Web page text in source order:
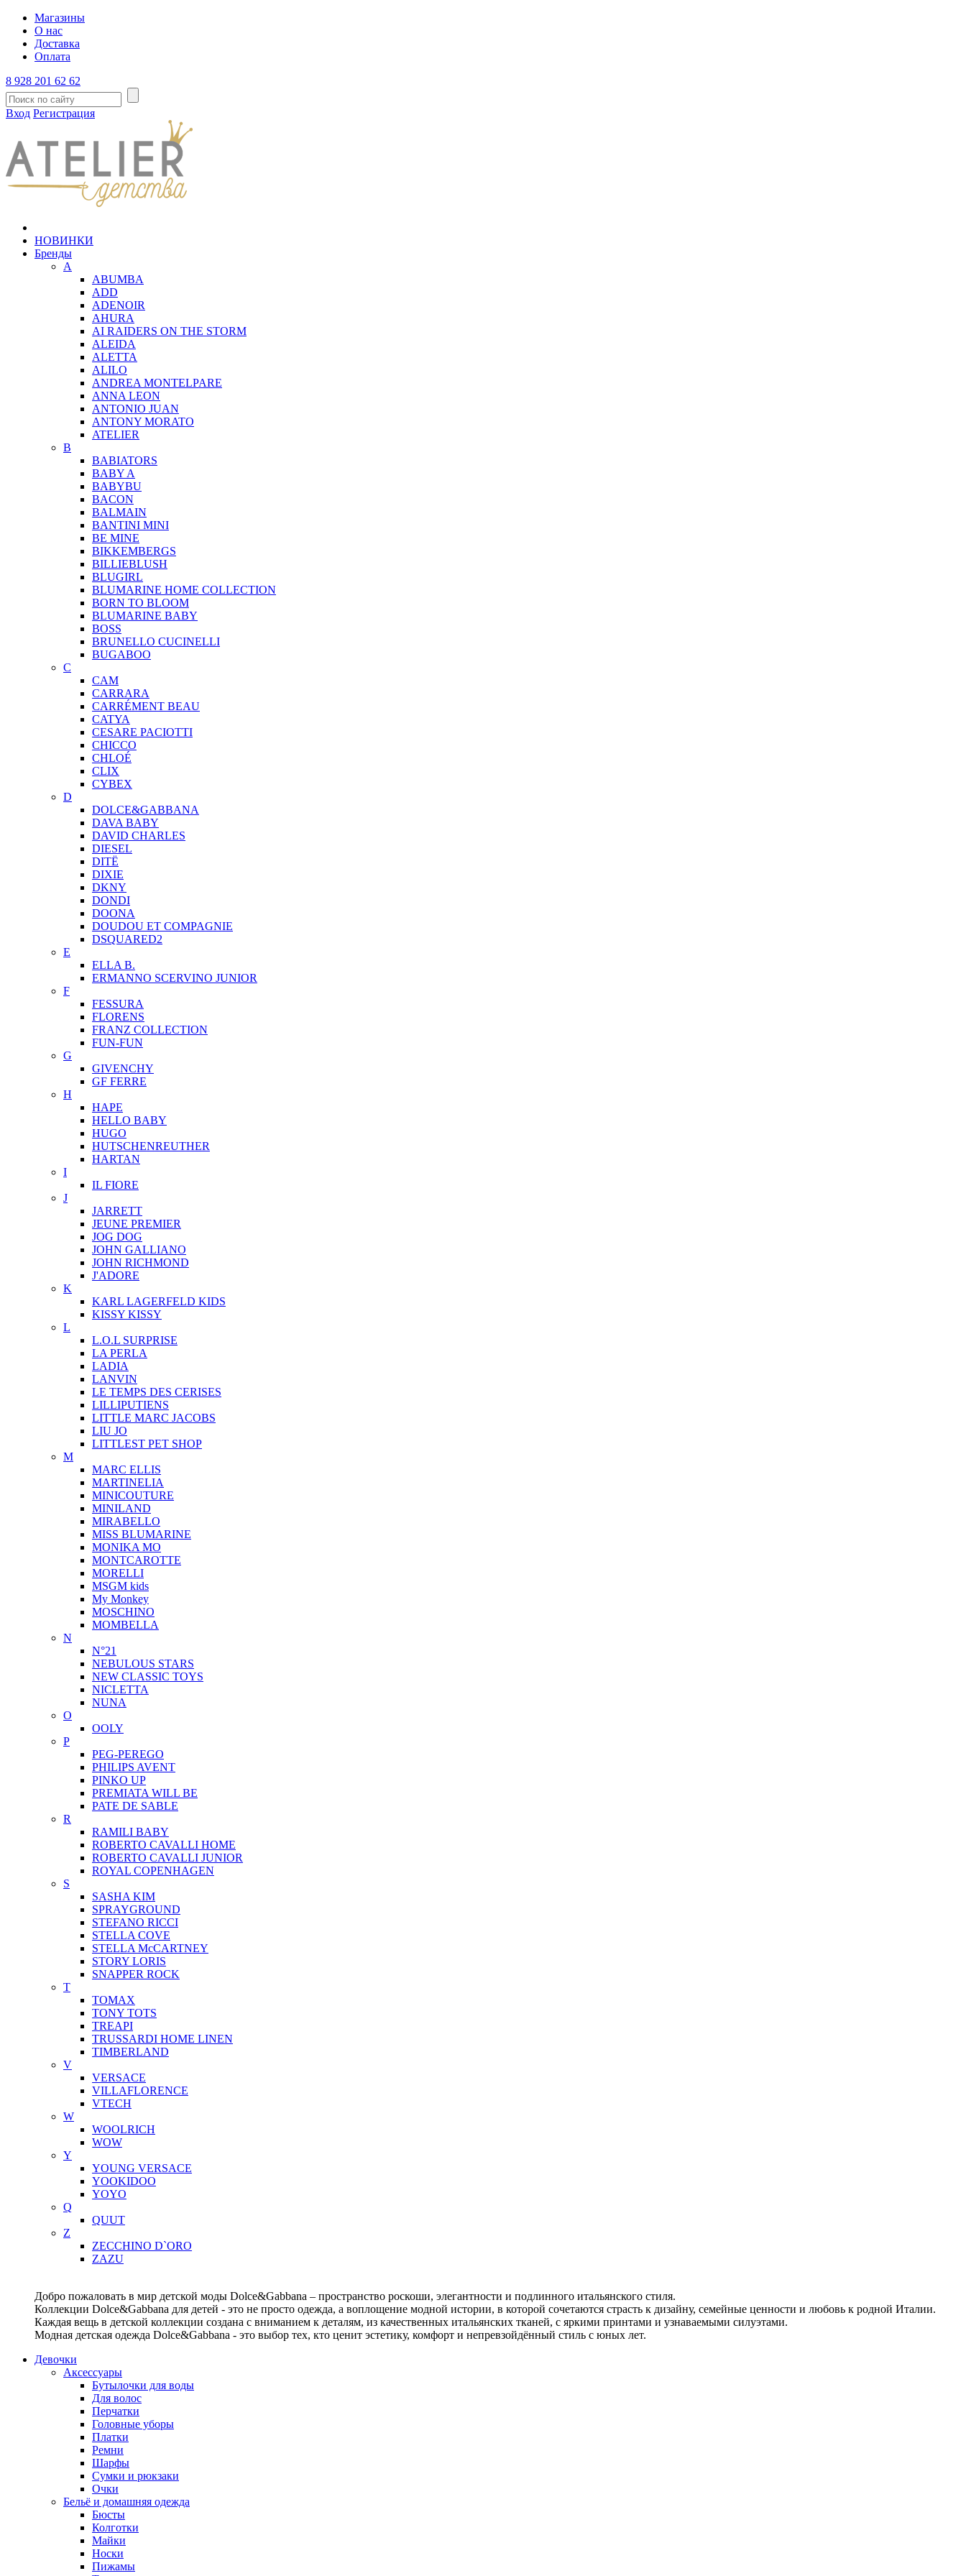
Магазины
О нас
Доставка
Оплата
8 928 201 62 62
Вход Регистрация
НОВИНКИ
Бренды
A
ABUMBA
ADD
ADENOIR
AHURA
AI RAIDERS ON THE STORM
ALEIDA
ALETTA
ALILO
ANDREA MONTELPARE
ANNA LEON
ANTONIO JUAN
ANTONY MORATO
ATELIER
B
BABIATORS
BABY A
BABYBU
BACON
BALMAIN
BANTINI MINI
BE MINE
BIKKEMBERGS
BILLIEBLUSH
BLUGIRL
BLUMARINE HOME COLLECTION
BORN TO BLOOM
BLUMARINE BABY
BOSS
BRUNELLO CUCINELLI
BUGABOO
C
CAM
CARRARA
CARRÉMENT BEAU
CATYA
CESARE PACIOTTI
CHICCO
CHLOÉ
CLIX
CYBEX
D
DOLCE&GABBANA
DAVA BABY
DAVID CHARLES
DIESEL
DITЁ
DIXIE
DKNY
DONDI
DOONA
DOUDOU ET COMPAGNIE
DSQUARED2
E
ELLA B.
ERMANNO SCERVINO JUNIOR
F
FESSURA
FLORENS
FRANZ COLLECTION
FUN-FUN
G
GIVENCHY
GF FERRE
H
HAPE
HELLO BABY
HUGO
HUTSCHENREUTHER
HARTAN
I
IL FIORE
J
JARRETT
JEUNE PREMIER
JOG DOG
JOHN GALLIANO
JOHN RICHMOND
J'ADORE
K
KARL LAGERFELD KIDS
KISSY KISSY
L
L.O.L SURPRISE
LA PERLA
LADIA
LANVIN
LE TEMPS DES CERISES
LILLIPUTIENS
LITTLE MARC JACOBS
LIU JO
LITTLEST PET SHOP
M
MARC ELLIS
MARTINELIA
MINICOUTURE
MINILAND
MIRABELLO
MISS BLUMARINE
MONIKA MO
MONTCAROTTE
MORELLI
MSGM kids
My Monkey
MOSCHINO
MOMBELLA
N
N°21
NEBULOUS STARS
NEW CLASSIC TOYS
NICLETTA
NUNA
O
OOLY
P
PEG-PEREGO
PHILIPS AVENT
PINKO UP
PREMIATA WILL BE
PATE DE SABLE
R
RAMILI BABY
ROBERTO CAVALLI HOME
ROBERTO CAVALLI JUNIOR
ROYAL COPENHAGEN
S
SASHA KIM
SPRAYGROUND
STEFANO RICCI
STELLA COVE
STELLA McCARTNEY
STORY LORIS
SNAPPER ROCK
T
TOMAX
TONY TOTS
TREAPI
TRUSSARDI HOME LINEN
TIMBERLAND
V
VERSACE
VILLAFLORENCE
VTECH
W
WOOLRICH
WOW
Y
YOUNG VERSACE
YOOKIDOO
YOYO
Q
QUUT
Z
ZECCHINO D`ORO
ZAZU
Добро пожаловать в мир детской моды Dolce&Gabbana – пространство роскоши, элегантности и подлинного итальянского стиля.
Коллекции Dolce&Gabbana для детей - это не просто одежда, а воплощение модной истории, в которой сочетаются страсть к дизайну, семейные ценности и любовь к родной Италии.
Каждая вещь в детской коллекции создана с вниманием к деталям, из качественных итальянских тканей, с яркими принтами и узнаваемыми силуэтами.
Модная детская одежда Dolce&Gabbana - это выбор тех, кто ценит эстетику, комфорт и непревзойдённый стиль с юных лет.
Девочки
Аксессуары
Бутылочки для воды
Для волос
Перчатки
Головные уборы
Платки
Ремни
Шарфы
Сумки и рюкзаки
Очки
Бельё и домашняя одежда
Бюсты
Колготки
Майки
Носки
Пижамы